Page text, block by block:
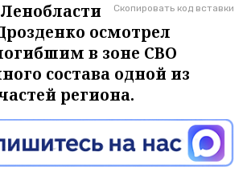
Скопировать код вставки
осмотрел
в зоне СВО
состава одной из
региона.